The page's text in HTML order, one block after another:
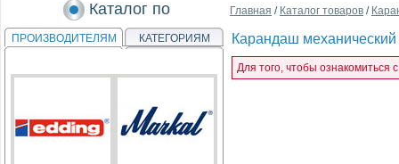
Каталог по
ПРОИЗВОДИТЕЛЯМ КАТЕГОРИЯМ
Главная / Каталог товаров /
Карандаш
Для того, чтобы ознакомиться